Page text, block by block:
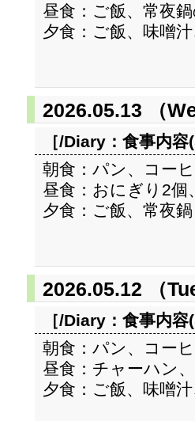
昼食：ご飯、常夜鍋
夕食：ご飯、味噌
2026.05.13 （
［/Diary： 食事内容
朝食：パン、コー
昼食：おにぎり2個
夕食：ご飯、常夜鍋
2026.05.12 （Tue
［/Diary： 食事内容
朝食：パン、コー
昼食：チャーハン
夕食：ご飯、味噌